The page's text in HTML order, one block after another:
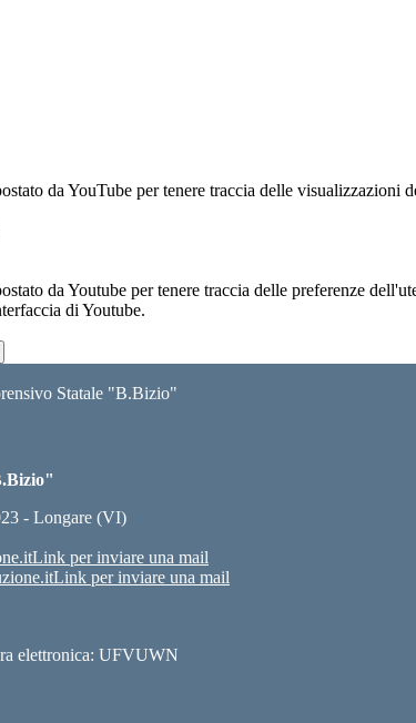
da YouTube per tenere traccia delle visualizzazioni
da Youtube per tenere traccia delle preferenze
di Youtube.
Statale "B.Bizio"
- Longare (VI)
Link per inviare una mail
Link per inviare una mail
elettronica: UFVUWN